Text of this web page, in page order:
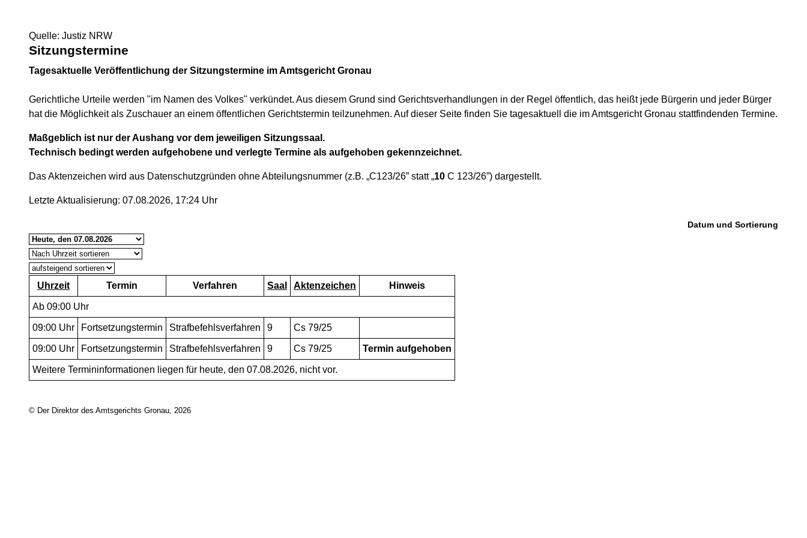
Quelle: Justiz NRW
Sitzungstermine
Tagesaktuelle Veröffentlichung der Sitzungstermine im Amtsgericht Gronau
Gerichtliche Urteile werden "im Namen des Volkes" verkündet. Aus diesem Grund sind Gerichtsverhandlungen in der Regel öffentlich, das heißt jede Bürgerin und jeder Bürger
hat die Möglichkeit als Zuschauer an einem öffentlichen Gerichtstermin teilzunehmen. Auf dieser Seite finden Sie tagesaktuell die im Amtsgericht Gronau stattfindenden Termine.
Maßgeblich ist nur der Aushang vor dem jeweiligen Sitzungssaal.
Technisch bedingt werden aufgehobene und verlegte Termine als aufgehoben gekennzeichnet.
Das Aktenzeichen wird aus Datenschutzgründen ohne Abteilungsnummer (z.B. „C123/26” statt „10 C 123/26”) dargestellt.
Letzte Aktualisierung: 07.08.2026, 17:24 Uhr
Datum und Sortierung
Uhrzeit Termin Verfahren Saal Aktenzeichen Hinweis
Ab 09:00 Uhr
09:00 Uhr Fortsetzungstermin Strafbefehlsverfahren 9 Cs 79/25
09:00 Uhr Fortsetzungstermin Strafbefehlsverfahren 9 Cs 79/25 Termin aufgehoben
Weitere Termininformationen liegen für heute, den 07.08.2026, nicht vor.
© Der Direktor des Amtsgerichts Gronau, 2026